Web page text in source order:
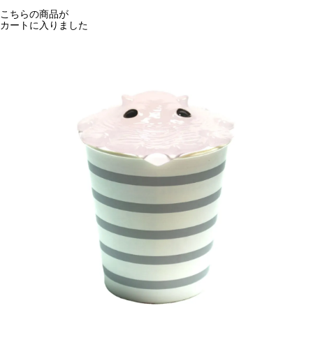
こちらの商品が
カートに入りました